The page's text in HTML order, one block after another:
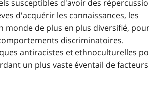
n
o
t
e
susceptibles d'avoir des
d'acquérir les connaissances, les
monde de plus en plus diversifié, pour
discriminatoires.
antiracistes et ethnoculturelles
un plus vaste éventail de facteurs